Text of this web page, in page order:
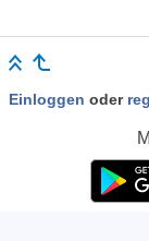
Einloggen oder